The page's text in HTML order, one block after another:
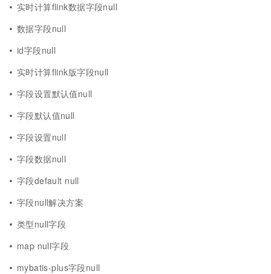
实时计算flink数据字段null
数据字段null
id字段null
实时计算flink版字段null
字段设置默认值null
字段默认值null
字段设置null
字段数据null
字段default null
字段null解决方案
类型null字段
map null字段
mybatis-plus字段null